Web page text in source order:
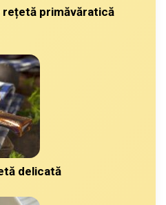
primăvăratică
delicată